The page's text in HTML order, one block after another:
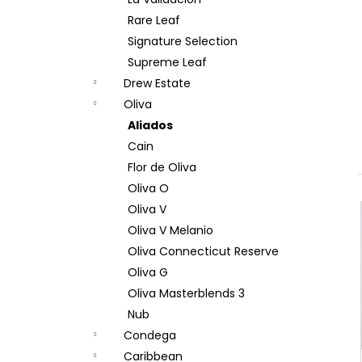
Rare Leaf
Signature Selection
Supreme Leaf
Drew Estate
Oliva
Aliados
Cain
Flor de Oliva
Oliva O
Oliva V
Oliva V Melanio
Oliva Connecticut Reserve
Oliva G
Oliva Masterblends 3
Nub
Condega
Caribbean
BOVEDA 69% 4G